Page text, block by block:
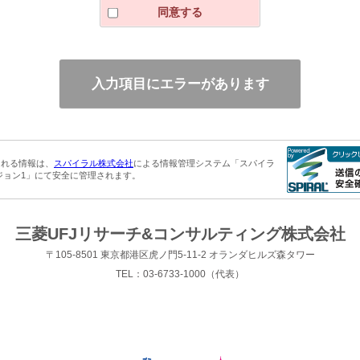
先（電子メールアドレスまたは電話番号）、お問い合わせ内容は必ずご記
す。その他の項目のご記入は任意ですが、差し支えなければご記入くださ
し出、その他の問い合わせにつきましては、下記 までご連絡ください。
同意する
る情報は、 スパイラル株式会社による情報管理システム「スパイラ
ョン1」にて安全に管理されます。
三菱UFJリサーチ&コンサルティング株式会社
〒105-8501 東京都港区虎ノ門5-11-2 オランダヒルズ森タワー
TEL：03-6733-1000（代表）